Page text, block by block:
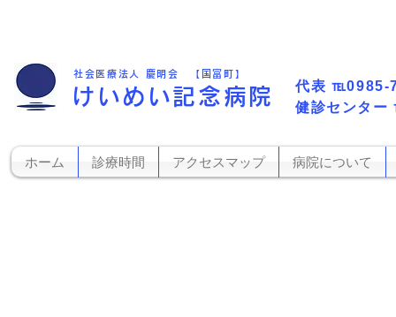
​健診センター
社会医療法人 慶明会 【国富町】
けいめい記念病院 代表​ ℡0985-
ホーム 診療時間 アクセスマップ 病院について